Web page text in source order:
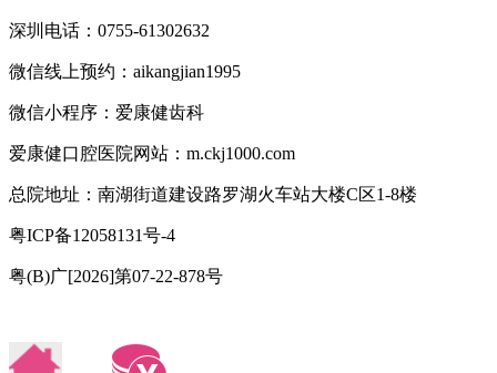
深圳电话：0755-61302632
微信线上预约：aikangjian1995
微信小程序：爱康健齿科
爱康健口腔医院网站：m.ckj1000.com
总院地址：南湖街道建设路罗湖火车站大楼C区1-8楼
粤ICP备12058131号-4
粤(B)广[2026]第07-22-878号